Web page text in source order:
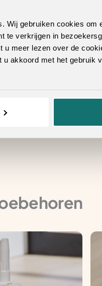
Wij gebruiken cookies om
te verkrijgen in
u meer lezen over de
u akkoord met het gebruik